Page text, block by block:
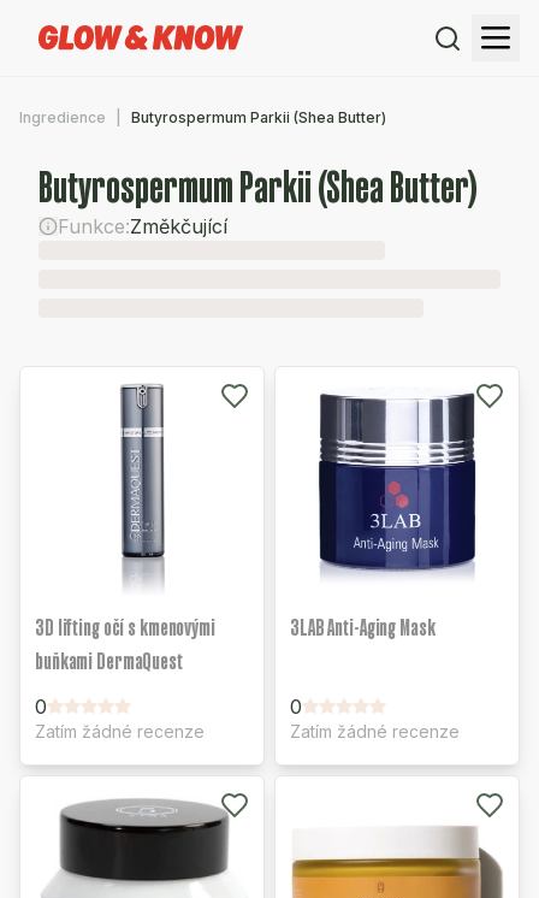
Ingredience Butyrospermum Parkii (Shea Butter)
Butyrospermum Parkii (Shea Butter)
Funkce:Změkčující
3D lifting očí s kmenovými
buňkami DermaQuest
0
Zatím žádné recenze
3LAB Anti-Aging Mask
0
Zatím žádné recenze